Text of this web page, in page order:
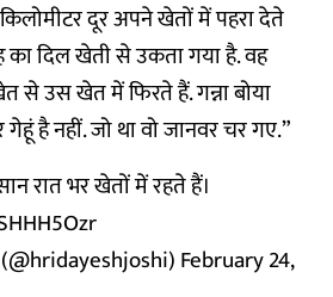
दूर अपने खेतों में पहरा देते
दिल खेती से उकता गया है. वह
से उस खेत में फिरते हैं. गन्ना बोया
है नहीं. जो था वो जानवर चर गए.”
रात भर खेतों में रहते हैं।
February 24,